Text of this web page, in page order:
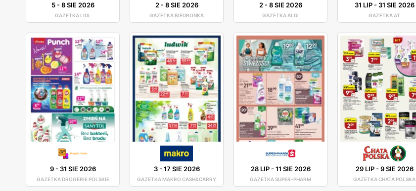
5-8 SIE 2026
GAZETKA LIDL
2-8 SIE 2026
GAZETKA BIEDRONKA
2-8 SIE 2026
GAZETKA ALDI
31 LIP- 31 SIE 2026
GAZETKA AT
9- 31 SIE 2026
GAZETKA DROGERIE POLSKIE
3-17 SIE 2026
GAZETKA MAKRO CASH&CARRY
28 LIP-11 SIE 2026
GAZETKA SUPER-PHARM
29 LIP-9 SIE 2026
GAZETKA CHATA POLSKA